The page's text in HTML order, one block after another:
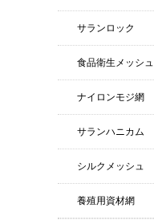
サランロック
食品衛生メッシュ
ナイロンモジ網
サランハニカム
シルクメッシュ
養殖用資材網